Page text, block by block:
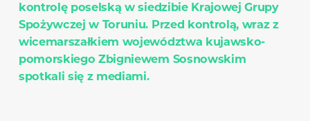
kontrolę poselską w siedzibie Krajowej Grupy
Spożywczej w Toruniu. Przed kontrolą, wraz z
wicemarszałkiem województwa kujawsko-
pomorskiego Zbigniewem Sosnowskim
spotkali się z mediami.